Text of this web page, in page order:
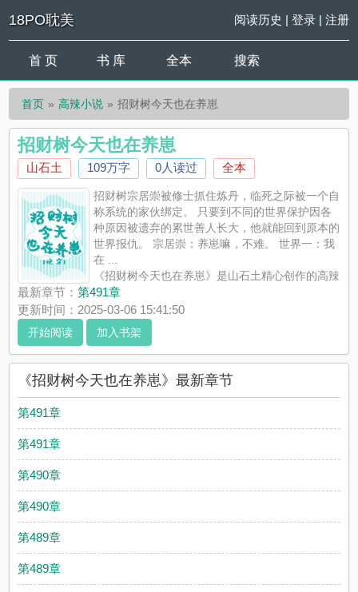
18PO耽美 阅读历史 | 登录| 注册
首 页 书 库 全本 搜索
首页 高辣小说 招财树今天也在养崽
招财树今天也在养崽
山石土 109万字 0人读过 全本
招财树宗居崇被修士抓住炼丹，临死之际被一个自
称系统的家伙绑定。 只要到不同的世界保护因各
种原因被遗弃的累世善人长大，他就能回到原本的
世界报仇。 宗居崇：养崽嘛，不难。 世界一：我
在 ...
《招财树今天也在养崽》是山石土精心创作的高辣
小说，18PO耽美实时更新招财树今天也在养崽最新章节并且提供
无弹窗阅读，书友所发表的招财树今天也在养崽评论，并不代表
18PO耽美赞同或者支持招财树今天也在养崽读者的观点。
最新章节：第491章
更新时间：2025-03-06 15:41:50
开始阅读 加入书架
《招财树今天也在养崽》最新章节
第491章
第491章
第490章
第490章
第489章
第489章